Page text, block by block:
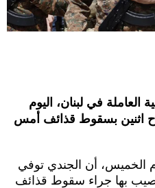
العاملة في لبنان، اليوم
اثنين بسقوط قذائف أمس
الخميس، أن الجندي توفي
أصيب بها جراء سقوط قذائف